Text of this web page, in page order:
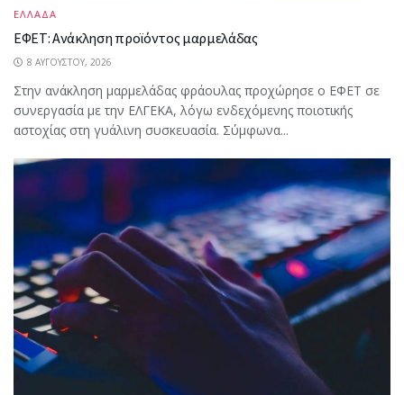
ΕΛΛΑΔΑ
ΕΦΕΤ: Ανάκληση προϊόντος μαρμελάδας
8 ΑΥΓΟΎΣΤΟΥ, 2026
Στην ανάκληση μαρμελάδας φράουλας προχώρησε ο ΕΦΕΤ σε
συνεργασία με την ΕΛΓΕΚΑ, λόγω ενδεχόμενης ποιοτικής
αστοχίας στη γυάλινη συσκευασία. Σύμφωνα...